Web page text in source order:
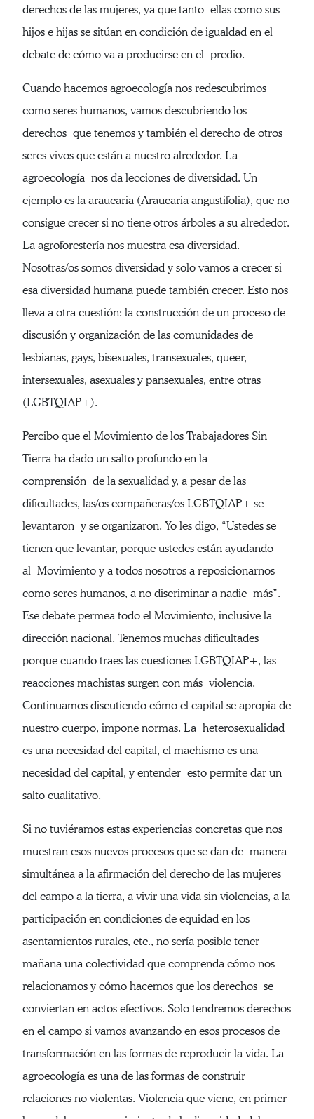
derechos de las mujeres, ya que tanto ellas como sus
hijos e hijas se sitúan en condición de igualdad en el
debate de cómo va a producirse en el predio.
Cuando hacemos agroecología nos redescubrimos
como seres humanos, vamos descubriendo los
derechos que tenemos y también el derecho de otros
seres vivos que están a nuestro alrededor. La
agroecología nos da lecciones de diversidad. Un
ejemplo es la araucaria (Araucaria angustifolia), que no
consigue crecer si no tiene otros árboles a su alrededor.
La agroforestería nos muestra esa diversidad.
Nosotras/os somos diversidad y solo vamos a crecer si
esa diversidad humana puede también crecer. Esto nos
lleva a otra cuestión: la construcción de un proceso de
discusión y organización de las comunidades de
lesbianas, gays, bisexuales, transexuales, queer,
intersexuales, asexuales y pansexuales, entre otras
(LGBTQIAP+).
Percibo que el Movimiento de los Trabajadores Sin
Tierra ha dado un salto profundo en la
comprensión de la sexualidad y, a pesar de las
dificultades, las/os compañeras/os LGBTQIAP+ se
levantaron y se organizaron. Yo les digo, “Ustedes se
tienen que levantar, porque ustedes están ayudando
al Movimiento y a todos nosotros a reposicionarnos
como seres humanos, a no discriminar a nadie más”.
Ese debate permea todo el Movimiento, inclusive la
dirección nacional. Tenemos muchas dificultades
porque cuando traes las cuestiones LGBTQIAP+, las
reacciones machistas surgen con más violencia.
Continuamos discutiendo cómo el capital se apropia de
nuestro cuerpo, impone normas. La heterosexualidad
es una necesidad del capital, el machismo es una
necesidad del capital, y entender esto permite dar un
salto cualitativo.
Si no tuviéramos estas experiencias concretas que nos
muestran esos nuevos procesos que se dan de manera
simultánea a la afirmación del derecho de las mujeres
del campo a la tierra, a vivir una vida sin violencias, a la
participación en condiciones de equidad en los
asentamientos rurales, etc., no sería posible tener
mañana una colectividad que comprenda cómo nos
relacionamos y cómo hacemos que los derechos se
conviertan en actos efectivos. Solo tendremos derechos
en el campo si vamos avanzando en esos procesos de
transformación en las formas de reproducir la vida. La
agroecología es una de las formas de construir
relaciones no violentas. Violencia que viene, en primer